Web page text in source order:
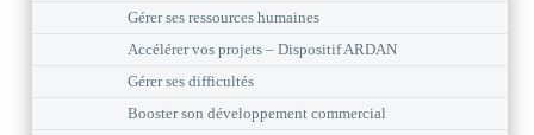
Gérer ses ressources humaines
Accélérer vos projets – Dispositif ARDAN
Gérer ses difficultés
Booster son développement commercial